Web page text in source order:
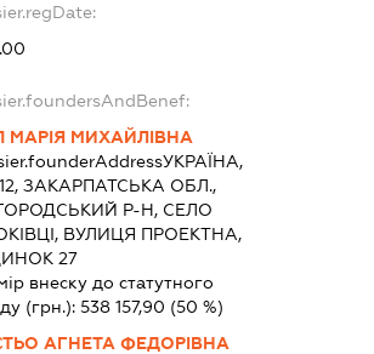
МАРІЯ МИХАЙЛІВНА
УКРАЇНА,
ЗАКАРПАТСЬКА ОБЛ.,
Р-Н, СЕЛО
ВУЛИЦЯ ПРОЕКТНА,
27
внеску до статутного
(грн.): 538 157,90 (50 %)
АГНЕТА ФЕДОРІВНА